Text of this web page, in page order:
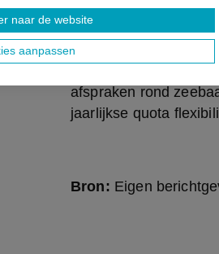
naar de website
aanpassen
over de hoeveelheid
visjes, hoe beter we
Andere belangrijke
afspraken rond
jaarlijkse quota
Bron: Eigen